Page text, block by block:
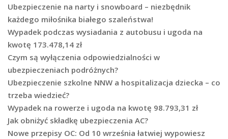
Ubezpieczenie na narty i snowboard – niezbędnik
każdego miłośnika białego szaleństwa!
Wypadek podczas wysiadania z autobusu i ugoda na
kwotę 173.478,14 zł
Czym są wyłączenia odpowiedzialności w
ubezpieczeniach podróżnych?
Ubezpieczenie szkolne NNW a hospitalizacja dziecka – co
trzeba wiedzieć?
Wypadek na rowerze i ugoda na kwotę 98.793,31 zł
Jak obniżyć składkę ubezpieczenia AC?
Nowe przepisy OC: Od 10 września łatwiej wypowiesz